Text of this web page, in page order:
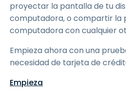
proyectar la pantalla de tu
computadora, o compartir la
computadora con cualquier
Empieza ahora con una
necesidad de tarjeta de
Empieza